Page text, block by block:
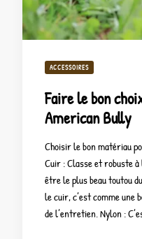
ACCESSOIRES
Faire le bon
American Bully
Choisir le bon matériau
Cuir : Classe et robuste
être le plus beau toutou
le cuir, c’est comme une
de l’entretien. Nylon :